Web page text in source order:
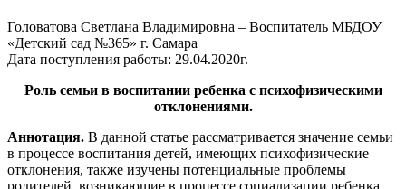
Головатова Светлана Владимировна – Воспитатель МБДОУ
«Детский сад №365» г. Самара
Дата поступления работы: 29.04.2020г.
Роль семьи в воспитании ребенка с психофизическими
отклонениями.
Аннотация. В данной статье рассматривается значение семьи
в процессе воспитания детей, имеющих психофизические
отклонения, также изучены потенциальные проблемы
родителей, возникающие в процессе социализации ребенка.